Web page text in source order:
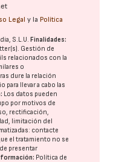
Legal y la Política
S.L.U.Finalidades:
Gestión de
relacionados con la
o
dure la relación
para llevar a cabo las
Los datos pueden
por motivos de
rectificación,
limitación del
contacte
el tratamiento no se
presentar
Política de